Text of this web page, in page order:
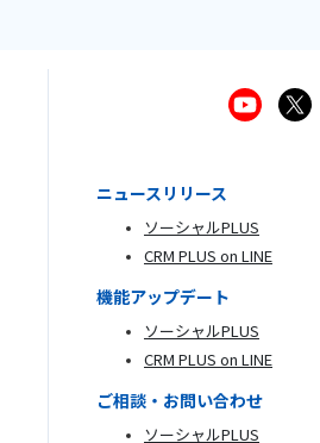
ニュースリリース
ソーシャルPLUS
CRM PLUS on LINE
機能アップデート
ソーシャルPLUS
CRM PLUS on LINE
ご相談・お問い合わせ
ソーシャルPLUS